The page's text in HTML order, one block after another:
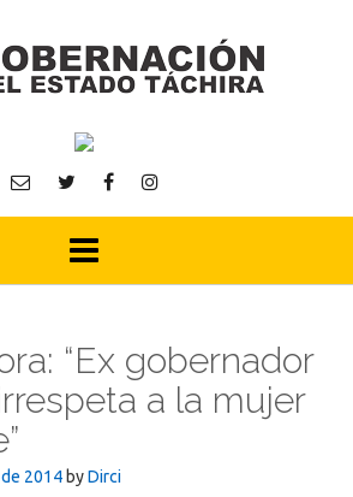
“Ex gobernador
a la mujer
2014 byDirci